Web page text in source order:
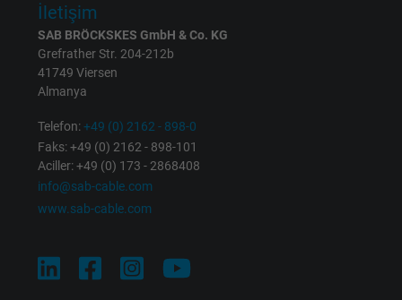
İletişim
SAB BRÖCKSKES GmbH & Co. KG
Grefrather Str. 204-212b
41749 Viersen
Almanya
Telefon:+49 (0) 2162 - 898-0
Faks: +49 (0) 2162 - 898-101
Aciller: +49 (0) 173 - 2868408
info@sab-cable.com
www.sab-cable.com